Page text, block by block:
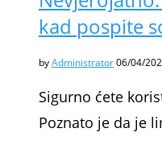
kad pospite
byAdministrator06/04/
Sigurno ćete
Poznato je da je